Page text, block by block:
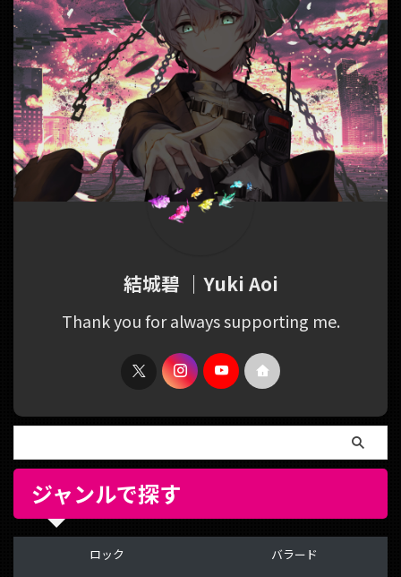
結城碧 ｜Yuki Aoi
Thank you for always supporting me.
ジャンルで探す
ロック バラード